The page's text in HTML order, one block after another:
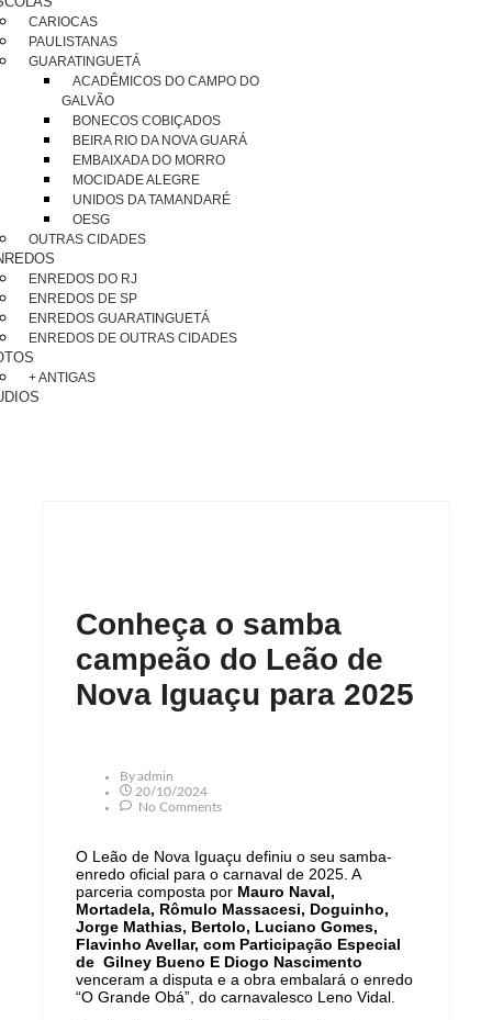
CARIOCAS
PAULISTANAS
GUARATINGUETÁ
ACADÊMICOS DO CAMPO DO
GALVÃO
BONECOS COBIÇADOS
BEIRA RIO DA NOVA GUARÁ
EMBAIXADA DO MORRO
MOCIDADE ALEGRE
UNIDOS DA TAMANDARÉ
OESG
OUTRAS CIDADES
ENREDOS DO RJ
ENREDOS DE SP
ENREDOS GUARATINGUETÁ
ENREDOS DE OUTRAS CIDADES
+ ANTIGAS
Conheça o samba
campeão do Leão de
Nova Iguaçu para 2025
ByAdmin
20/10/2024
No Comments
O Leão de Nova Iguaçu definiu o seu samba-
enredo oficial para o carnaval de 2025. A
parceria composta por Mauro Naval,
Mortadela, Rômulo Massacesi, Doguinho,
Jorge Mathias, Bertolo, Luciano Gomes,
Flavinho Avellar, com Participação Especial
de Gilney Bueno E Diogo Nascimento
venceram a disputa e a obra embalará o enredo
“O Grande Obá”, do carnavalesco Leno Vidal.